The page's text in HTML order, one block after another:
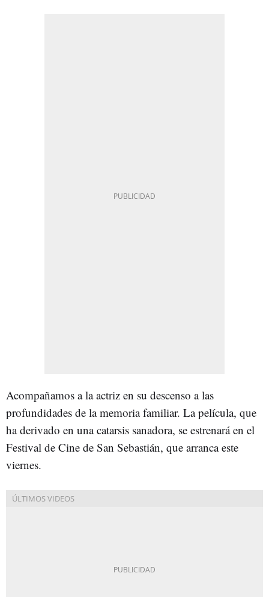
Acompañamos a la actriz en su descenso a las
profundidades de la memoria familiar. La película, que
ha derivado en una catarsis sanadora, se estrenará en el
Festival de Cine de San Sebastián, que arranca este
viernes.